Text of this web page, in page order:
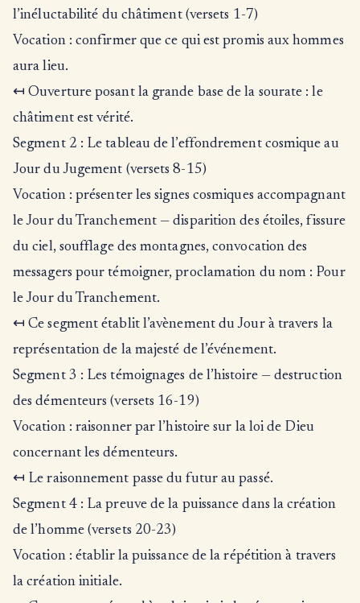
l’inéluctabilité du châtiment (versets 1-7)
Vocation : confirmer que ce qui est promis aux hommes
aura lieu.
↤ Ouverture posant la grande base de la sourate : le
châtiment est vérité.
Segment 2 : Le tableau de l’effondrement cosmique au
Jour du Jugement (versets 8-15)
Vocation : présenter les signes cosmiques accompagnant
le Jour du Tranchement — disparition des étoiles, fissure
du ciel, soufflage des montagnes, convocation des
messagers pour témoigner, proclamation du nom : Pour
le Jour du Tranchement.
↤ Ce segment établit l’avènement du Jour à travers la
représentation de la majesté de l’événement.
Segment 3 : Les témoignages de l’histoire — destruction
des démenteurs (versets 16-19)
Vocation : raisonner par l’histoire sur la loi de Dieu
concernant les démenteurs.
↤ Le raisonnement passe du futur au passé.
Segment 4 : La preuve de la puissance dans la création
de l’homme (versets 20-23)
Vocation : établir la puissance de la répétition à travers
la création initiale.